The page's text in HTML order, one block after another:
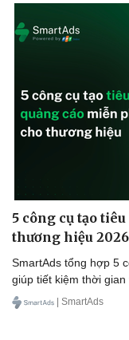
5 công cụ tạo
thương hiệu 2026
SmartAds tổng hợp 5
giúp tiết kiệm thời gian
| SmartAds